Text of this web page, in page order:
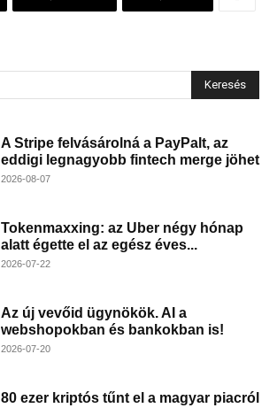
Keresés
A Stripe felvásárolná a PayPalt, az
eddigi legnagyobb fintech merge jöhet
2026-08-07
Tokenmaxxing: az Uber négy hónap
alatt égette el az egész éves...
2026-07-22
Az új vevőid ügynökök. AI a
webshopokban és bankokban is!
2026-07-20
80 ezer kriptós tűnt el a magyar piacról